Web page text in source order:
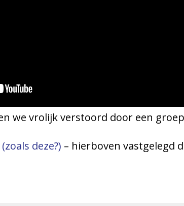
we vrolijk verstoord door een
(zoals deze?) – hierboven vastgelegd